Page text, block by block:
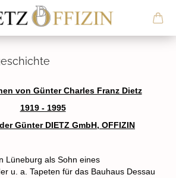
von Günter Charles Franz Dietz
1919 - 1995
Günter DIETZ GmbH, OFFIZIN
Lüneburg als Sohn eines
u. a. Tapeten für das Bauhaus Dessau